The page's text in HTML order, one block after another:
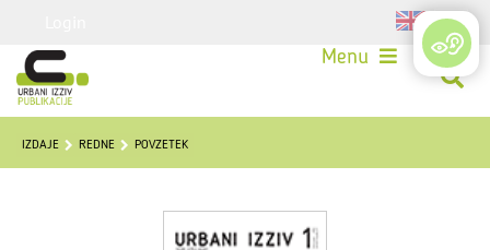
Menu
IZDAJE REDNE POVZETEK